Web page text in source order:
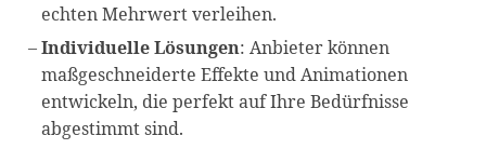
echten Mehrwert verleihen.
Individuelle Lösungen: Anbieter können
maßgeschneiderte Effekte und Animationen
entwickeln, die perfekt auf Ihre Bedürfnisse
abgestimmt sind.